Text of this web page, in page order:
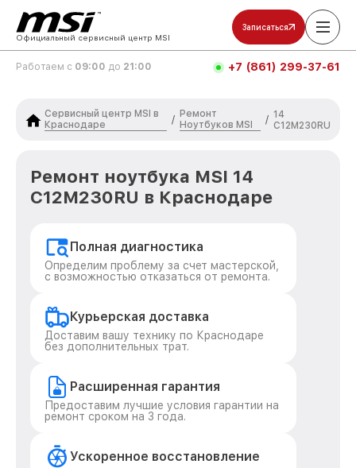
Официальный сервисный центр MSI
Записаться
Работаем с 09:00 до 21:00 +7 (861) 299-37-61
Сервисный центр MSI в
Краснодаре
/
Ремонт
Ноутбуков MSI
/ 14
C12M230RU
Ремонт ноутбука MSI 14
C12M230RU в Краснодаре
Полная диагностика
Определим проблему за счет мастерской,
с возможностью отказаться от ремонта.
Курьерская доставка
Доставим вашу технику по Краснодаре
без дополнительных трат.
Расширенная гарантия
Предоставим лучшие условия гарантии на
ремонт сроком на 3 года.
Ускоренное восстановление